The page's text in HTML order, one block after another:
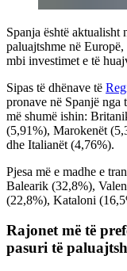
Spanja është aktualisht
paluajtshme në
mbi investimet e të
Sipas të dhënave të
pronave në Spanjë nga
më shumë ishin:
(5,91%), Marokenët
dhe Italianët (4,76%).
Pjesa më e madhe e
Balearik (32,8%),
(22,8%), Kataloni
Rajonet më të
pasuri të